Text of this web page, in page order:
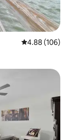
レビュー106
4.88 (106)